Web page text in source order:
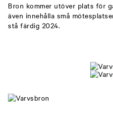
Bron kommer utöver plats för
även innehålla små
stå färdig 2024.